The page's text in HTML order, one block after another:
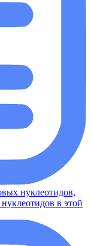
нуклеотидов,
в этой